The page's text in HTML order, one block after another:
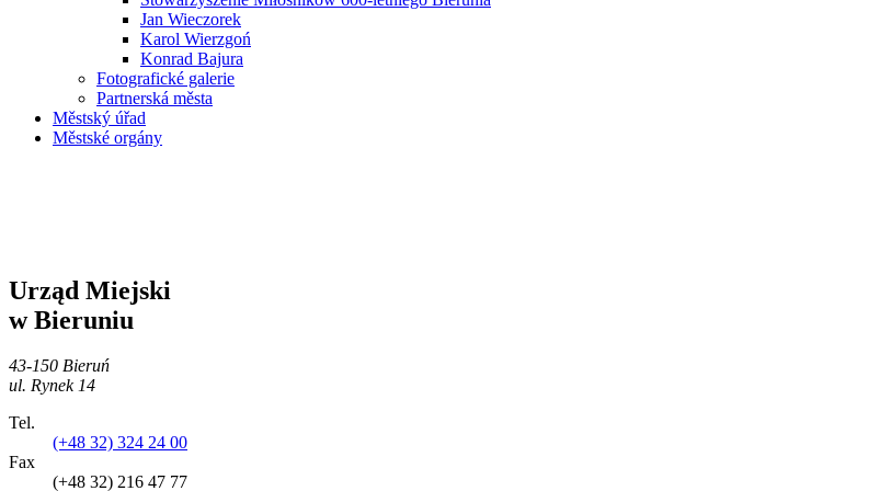
Jan Wieczorek
Karol Wierzgoń
Konrad Bajura
Fotografické galerie
Partnerská města
Městský úřad
Městské orgány
Urząd Miejski
w Bieruniu
43-150 Bieruń
ul. Rynek 14
Tel.
(+48 32) 324 24 00
Fax
(+48 32) 216 47 77